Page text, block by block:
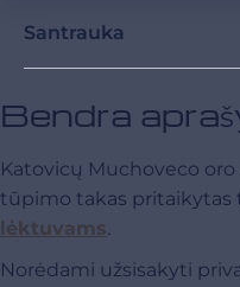
Santrauka
Bendra
Katovicų Muchoveco
tūpimo takas pritaikytas
lėktuvams.
Norėdami užsisakyti